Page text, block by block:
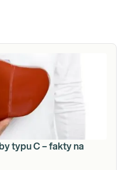
typu C – fakty na